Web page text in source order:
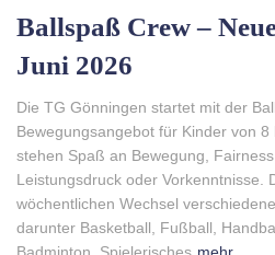
Ballspaß Crew –
Juni 2026
Die TG Gönningen startet mit der
Bewegungsangebot für Kinder von
stehen Spaß an Bewegung,
Leistungsdruck oder Vorkenntnisse.
wöchentlichen Wechsel
darunter Basketball, Fußball,